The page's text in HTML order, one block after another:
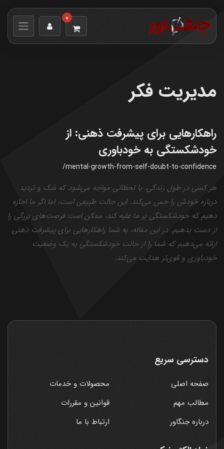
0
مدیریت فکر
راهکارهایی برای پیشرفت ذهنی: از
خودشکستگی به خودباوری
/mental-growth-from-self-doubt-to-confidence
هر کسی در طول زندگی، با لحظاتی مواجه می‌شود که شک و تردید
درباره خودش را حس می‌کند. این حالت طبیعی است، اما اگر ما اجازه
دهیم که خودشکستگی بر ما غلبه کند، ممکن است فرصت‌های بزرگی را
از دست بدهیم. در این مقاله، به شما راهکارهایی برای پیشرفت ذهنی
ارائه می‌دهیم که شما را از حالت خودشکستگی به یک وضعیت
خودباوری و قوی‌تر هدایت می‌کند.
دسترسی سریع
صفحه اصلی
محصولات و خدمات
مطالب مهم
قوانین و مقررات
درباره جنگاور
ارتباط با ما